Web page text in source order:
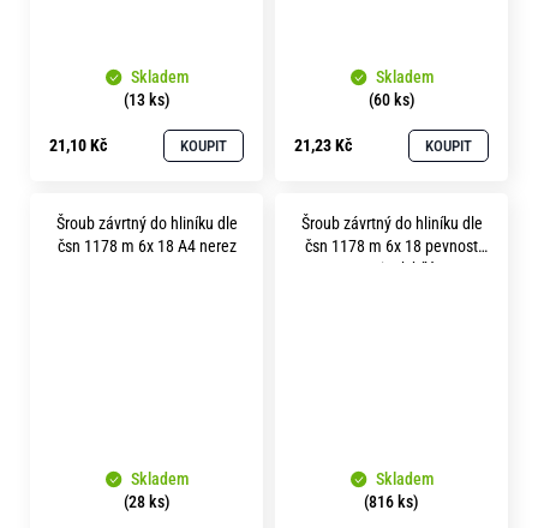
Skladem
(13 ks)
21,10 Kč KOUPIT
Skladem
(60 ks)
21,23 Kč KOUPIT
Šroub závrtný do hliníku dle
čsn 1178 m 6x 18 A4 nerez
Skladem
(28 ks)
Šroub závrtný do hliníku dle
čsn 1178 m 6x 18 pevnost
5.8 zinek bílý
Skladem
(816 ks)